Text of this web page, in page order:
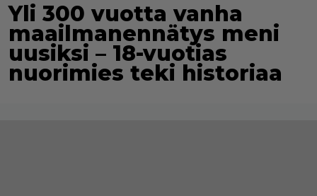
Yli 300 vuotta vanha
maailmanennätys meni
uusiksi – 18-vuotias
nuorimies teki historiaa